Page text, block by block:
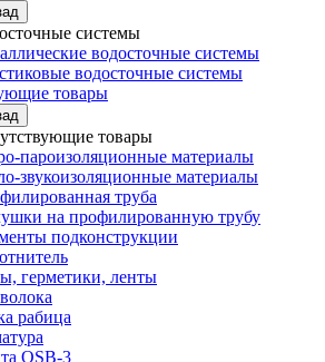
системы
водосточные системы
водосточные системы
товары
товары
пароизоляционные материалы
звукоизоляционные материалы
труба
на профилированную трубу
подконструкции
герметики, ленты
рабица
OSB-3